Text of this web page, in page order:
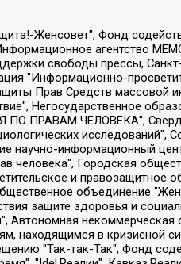
издания "The Insider SIA", https://theins.ru, Постернак Алексей Евгеньевич, Рубин Михаил Аркадьевич, Анин Роман Александрович, Юридическое лицо Istories fonds, зарегистрированное в Латвийской Республике (регистрационный номер 50008295751, дата регистрации 24.02.2020), Великовский Дмитрий Александрович, Долинина Ирина Николаевна, Мароховская Алеся Алексеевна, Шлейнов Роман Юрьевич, Шмагун Олеся Валентиновна, Общество с ограниченной ответственностью "Альтаир 2021", Общество с ограниченной ответственностью "Вега 2021", Общество с ограниченной ответственностью "Главный редактор 2021", Общество с ограниченной ответственностью "Ромашки монолит", Важенков Артем Валерьевич, Ивановская областная общественная организация "Центр гендерных исследований", Гурман Юрий Альбертович, Медиапроект "ОВД-Инфо", Егоров Владимир Владимирович, Жилинский Владимир Александрович, Общество с ограниченной ответственностью "ЗП", Иванова София Юрьевна, Карезина Инна Павловна, Кильтау Екатерина Викторовна, Петров Алексей Викторович, Пискунов Сергей Евгеньевич, Смирнов Сергей Сергеевич, Тихонов Михаил Сергеевич, Общество с ограниченной ответственностью "ЖУРНАЛИСТ-ИНОСТРАННЫЙ АГЕНТ", Арапова Галина Юрьевна, Вольтская Татьяна Анатольевна, Американская компания "Mason G.E.S. Anonymous Foundation" (США), являющаяся владельцем интернет-издания https://mnews.world/, Компания "Stichting Bellingcat", зарегистрированная в Нидерландах (дата регистрации 11.07.2018), Захаров Андрей Вячеславович, Клепиковская Екатерина Дмитриевна, Общество с ограниченной ответственностью "МЕМО", Перл Роман Александрович, Симонов Евгений Алексеевич, Соловьева Елена Анатольевна, Сотников Даниил Владимирович, Сурначева Елизавета Дмитриевна, Автономная